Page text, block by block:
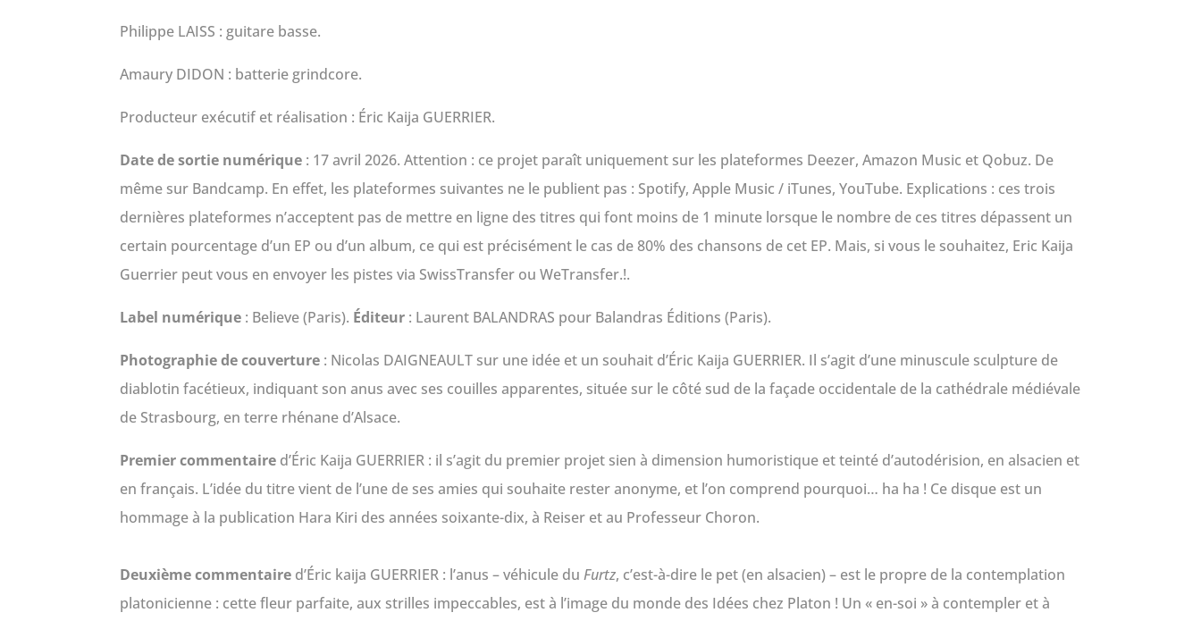
Philippe LAISS : guitare basse.
Amaury DIDON : batterie grindcore.
Producteur exécutif et réalisation : Éric Kaija GUERRIER.
Date de sortie numérique : 17 avril 2026. Attention : ce projet paraît uniquement sur les plateformes Deezer, Amazon Music et Qobuz. De
même sur Bandcamp. En effet, les plateformes suivantes ne le publient pas : Spotify, Apple Music / iTunes, YouTube. Explications : ces trois
dernières plateformes n’acceptent pas de mettre en ligne des titres qui font moins de 1 minute lorsque le nombre de ces titres dépassent un
certain pourcentage d’un EP ou d’un album, ce qui est précisément le cas de 80% des chansons de cet EP. Mais, si vous le souhaitez, Eric Kaija
Guerrier peut vous en envoyer les pistes via SwissTransfer ou WeTransfer.!.
Label numérique : Believe (Paris). Éditeur : Laurent BALANDRAS pour Balandras Éditions (Paris).
Photographie de couverture : Nicolas DAIGNEAULT sur une idée et un souhait d’Éric Kaija GUERRIER. Il s’agit d’une minuscule sculpture de
diablotin facétieux, indiquant son anus avec ses couilles apparentes, située sur le côté sud de la façade occidentale de la cathédrale médiévale
de Strasbourg, en terre rhénane d’Alsace.
Premier commentaire d’Éric Kaija GUERRIER : il s’agit du premier projet sien à dimension humoristique et teinté d’autodérision, en alsacien et
en français. L’idée du titre vient de l’une de ses amies qui souhaite rester anonyme, et l’on comprend pourquoi… ha ha ! Ce disque est un
hommage à la publication Hara Kiri des années soixante-dix, à Reiser et au Professeur Choron.
Deuxième commentaire d’Éric kaija GUERRIER : l’anus – véhicule duFurtz, c’est-à-dire le pet (en alsacien) – est le propre de la contemplation
platonicienne : cette fleur parfaite, aux strilles impeccables, est à l’image du monde des Idées chez Platon ! Un « en-soi » à contempler et à